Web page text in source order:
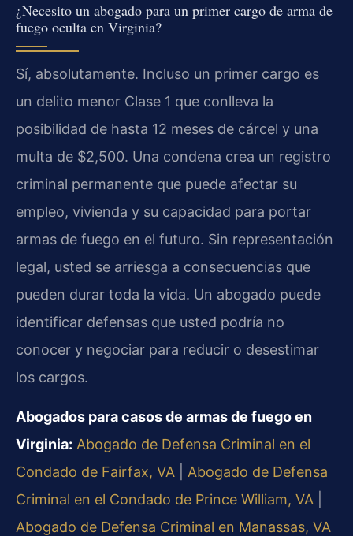
¿Necesito un abogado para un primer cargo de arma de
fuego oculta en Virginia?
Sí, absolutamente. Incluso un primer cargo es
un delito menor Clase 1 que conlleva la
posibilidad de hasta 12 meses de cárcel y una
multa de $2,500. Una condena crea un registro
criminal permanente que puede afectar su
empleo, vivienda y su capacidad para portar
armas de fuego en el futuro. Sin representación
legal, usted se arriesga a consecuencias que
pueden durar toda la vida. Un abogado puede
identificar defensas que usted podría no
conocer y negociar para reducir o desestimar
los cargos.
Abogados para casos de armas de fuego en
Virginia: Abogado de Defensa Criminal en el
Condado de Fairfax, VA
Abogado de Defensa
Criminal en el Condado de Prince William, VA
Abogado de Defensa Criminal en Manassas, VA